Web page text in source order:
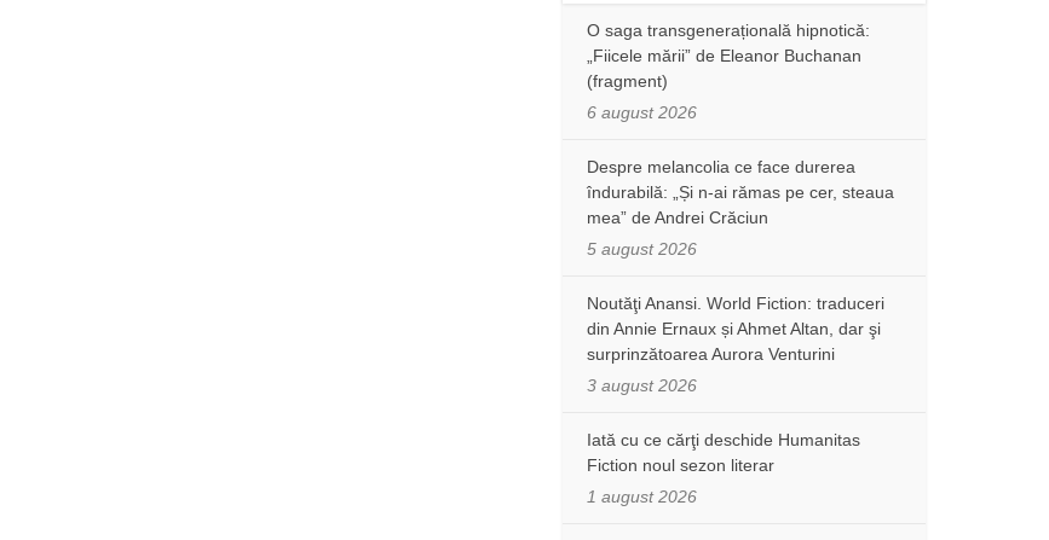
O saga transgenerațională hipnotică:
„Fiicele mării” de Eleanor Buchanan
(fragment)
6 august 2026
Despre melancolia ce face durerea
îndurabilă: „Și n-ai rămas pe cer, steaua
mea” de Andrei Crăciun
5 august 2026
Noutăţi Anansi. World Fiction: traduceri
din Annie Ernaux și Ahmet Altan, dar şi
surprinzătoarea Aurora Venturini
3 august 2026
Iată cu ce cărţi deschide Humanitas
Fiction noul sezon literar
1 august 2026